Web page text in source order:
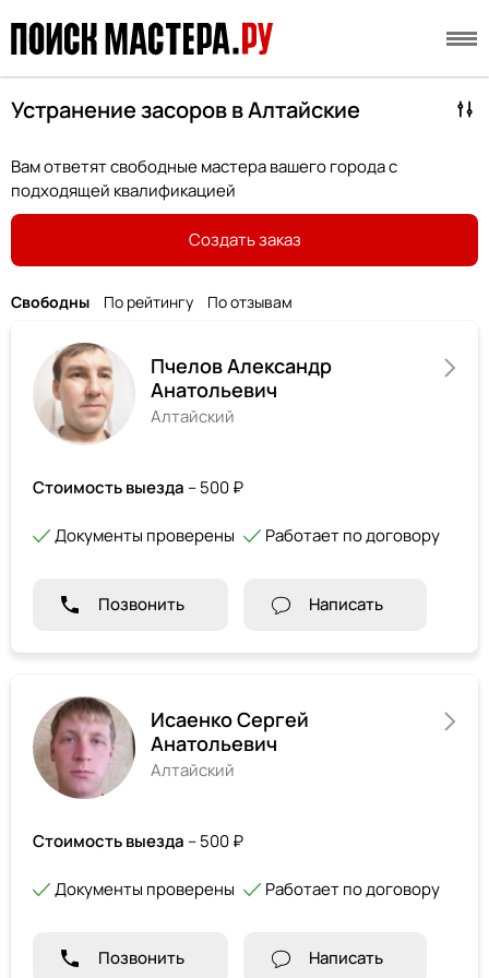
Устранение засоров в Алтайские
Вам ответят свободные мастера вашего города с
подходящей квалификацией
Создать заказ
Свободны По рейтингу По отзывам
Пчелов Александр
Анатольевич
Алтайский
Стоимость выезда – 500 ₽
Документы проверены Работает по договору
Позвонить Написать
Исаенко Сергей
Анатольевич
Алтайский
Стоимость выезда – 500 ₽
Документы проверены Работает по договору
Позвонить Написать